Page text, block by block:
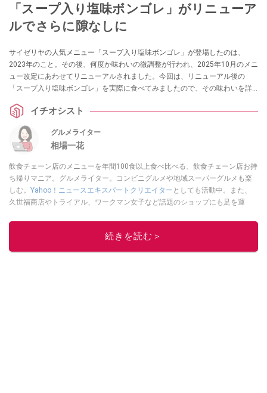
「スープ入り塩味ボンゴレ」がリニューア
ルでさらに隙なしに
サイゼリヤの人気メニュー「スープ入り塩味ボンゴレ」が登場したのは、
2023年のこと。その後、何度か味わいの微調整が行われ、2025年10月のメニ
ュー改定にあわせてリニューアルされました。今回は、リニューアル後の
「スープ入り塩味ボンゴレ」を実際に食べてみましたので、その味わいを詳
イチオシスト
グルメライター
相場一花
飲食チェーン店のメニューを年間100食以上食べ比べる、飲食チェーン店お持
ち帰りマニア。グルメライター。コンビニグルメや地域スーパーグルメも楽
しむ。 Yahoo！ニュースエキスパートクリエイター としても活動中。また、
久世福商店やトライアル、ワークマン女子など話題のショップにも足を運
「週刊プレイボーイ」、宝島社「おいしい！ シャトレーゼBOOK」などでグ
ルメライター、食の専門家として出演実績あり。
続きを読む＞